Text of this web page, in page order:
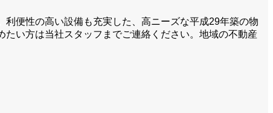
便性の高い設備も充実した、高ニーズな平成29年築の物
い方は当社スタッフまでご連絡ください。地域の不動産